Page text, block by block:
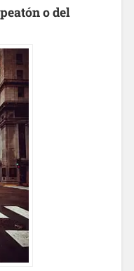
o del